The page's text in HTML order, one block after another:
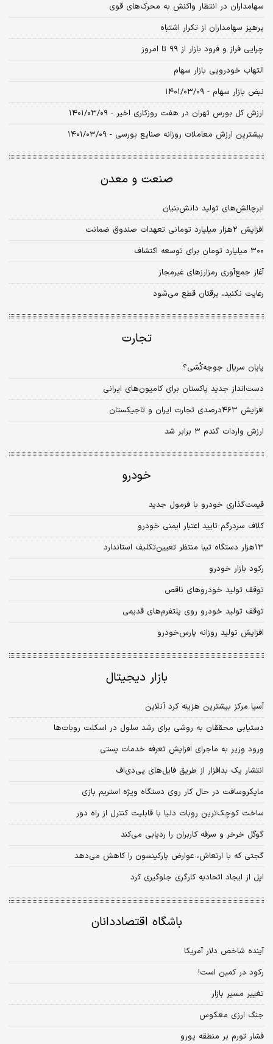
سهامداران در انتظار واکنش به محرک‌های قوی
پرهیز سهامداران از تکرار اشتباه
چرایی فراز و فرود بازار از ۹۹ تا امروز
التهاب خودرویی بازار سهام
نبض بازار سهام - ۱۴۰۱/۰۳/۰۹
ارزش کل بورس تهران در هفت روزکاری اخیر - ۱۴۰۱/۰۳/۰۹
بیشترین ارزش معاملات روزانه صنایع بورسی - ۱۴۰۱/۰۳/۰۹
صنعت و معدن
ابرچالش‌های تولید دانش‏‏‌بنیان
افزایش ۲‌هزار میلیارد تومانی تعهدات صندوق ضمانت
۳۰۰ میلیارد تومان برای توسعه اکتشاف
آغاز جمع‌آوری رمزارزهای غیرمجاز
رعایت نکنید، برقتان قطع می‌شود
تجارت
پایان سریال جوجه‌کُشی؟
دست‌‌‌‌‌‌‌‌انداز جدید پاکستان برای کامیون‌‌‌‌‌‌‌‌های ایرانی
افزایش ۴۶۳‌درصدی تجارت ایران و تاجیکستان
ارزش واردات گندم ۳ برابر شد
خودرو
قیمت‌گذاری خودرو با فرمول جدید
کلاف سردرگم تایید اعتبار ایمنی خودرو
۱۳‌هزار دستگاه تیبا منتظر تعیین‌تکلیف استاندارد
رکود بازار خودرو
توقف تولید خودروهای ناقص
توقف تولید خودرو روی پلتفرم‌های قدیمی
افزایش تولید روزانه پارس‌خودرو
بازار دیجیتال
آسیا مرکز بیشترین هزینه کرد آنلاین
دستیابی محققان به روشی برای رشد سلول‌ در اسکلت روبات‌ها
ورود وزیر به ماجرای افزایش تعرفه خدمات پستی
انتشار یک بدافزار از طریق فایل‌های پی‌دی‌اف
مایکروسافت در حال کار روی دستگاه ویژه استریم بازی
ساخت کوچک‌ترین روبات دنیا با قابلیت کنترل از راه دور
گوگل خرخر و سرفه کاربران را ردیابی می‌کند
گجتی که با ارتعاش، عوارض پارکینسون را کاهش می‌دهد
اپل از ایجاد اتحادیه کارگری جلوگیری کرد
باشگاه اقتصاددانان
آینده شاخص دلار آمریکا
رکود در کمین است!
تغییر مسیر بازار
جنگ ارزی معکوس
فشار تورم بر منطقه یورو